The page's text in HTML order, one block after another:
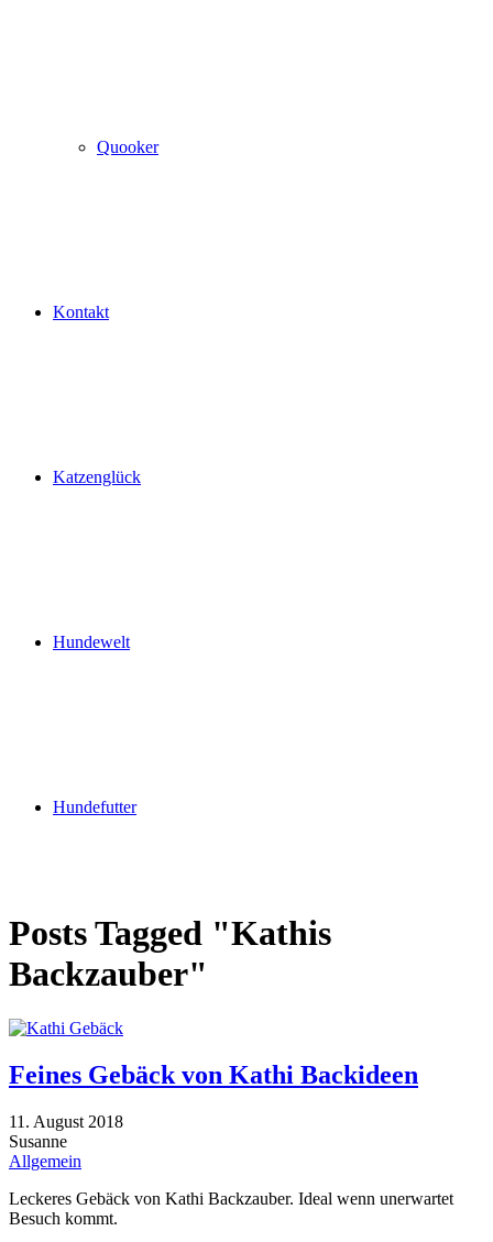
Quooker
Kontakt
Katzenglück
Hundewelt
Hundefutter
Posts Tagged "Kathis
Backzauber"
Feines Gebäck von Kathi Backideen
11. August 2018
Susanne
Allgemein
Leckeres Gebäck von Kathi Backzauber. Ideal wenn unerwartet
Besuch kommt.